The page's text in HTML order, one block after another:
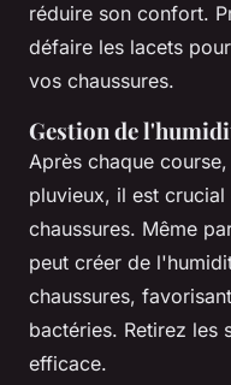
réduire son confort.
défaire les lacets
vos chaussures.
Gestion de
Après chaque
pluvieux, il est
chaussures. Même
peut créer de
chaussures,
bactéries. Retirez les
efficace.